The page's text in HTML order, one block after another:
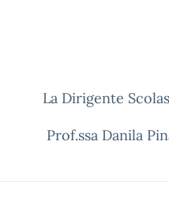
La Dirigente
Prof.ssa Danila